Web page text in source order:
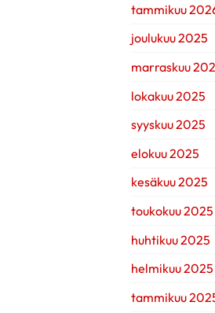
tammikuu
joulukuu 2025
marraskuu
lokakuu 2025
syyskuu 2025
elokuu 2025
kesäkuu 2025
toukokuu 2025
huhtikuu 2025
helmikuu 2025
tammikuu